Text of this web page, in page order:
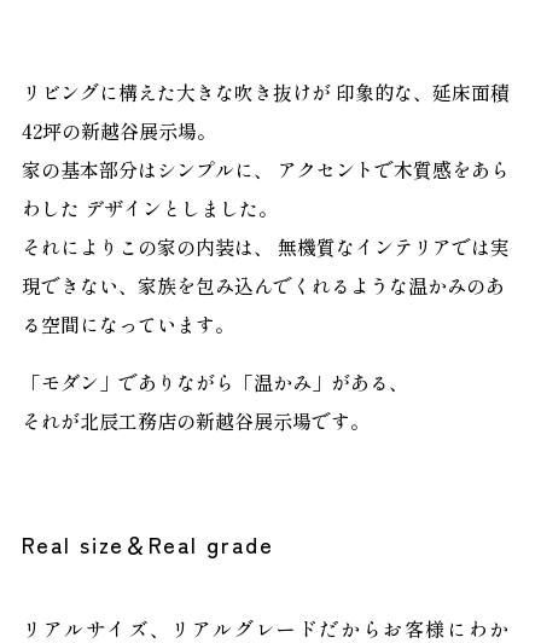
リビングに構えた大きな吹き抜けが印象的な、延床面積
42坪の新越谷展示場。
家の基本部分はシンプルに、
アクセントで木質感をあら
わした デザインとしました。
それによりこの家の内装は、
無機質なインテリアでは実
現できない、 家族を包み込んでくれるような温かみのあ
る空間になっています。
「モダン」でありながら「温かみ」がある、
それが北辰工務店の新越谷展示場です。
Real size＆Real grade
リアルサイズ、リアルグレードだから お客様にわか